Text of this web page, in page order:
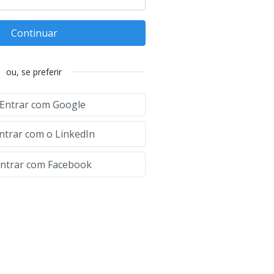
Continuar
ou, se preferir
com Google
com o LinkedIn
com Facebook